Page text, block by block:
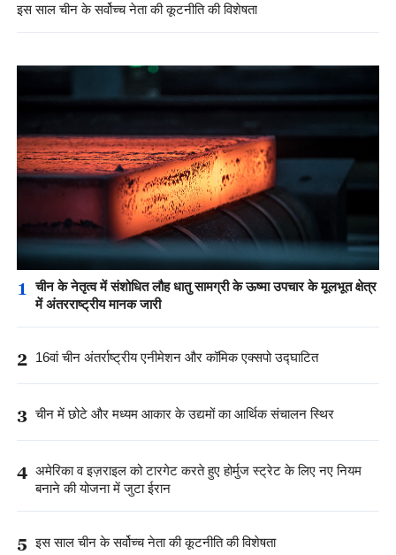
इस साल चीन के सर्वोच्च नेता की कूटनीति की विशेषता
1
चीन के नेतृत्व में संशोधित लौह धातु सामग्री के ऊष्मा उपचार के मूलभूत क्षेत्र
में अंतरराष्ट्रीय मानक जारी
2 16वां चीन अंतर्राष्ट्रीय एनीमेशन और कॉमिक एक्सपो उद्घाटित
3 चीन में छोटे और मध्यम आकार के उद्यमों का आर्थिक संचालन स्थिर
4 अमेरिका व इज़राइल को टारगेट करते हुए होर्मुज स्ट्रेट के लिए नए नियम
बनाने की योजना में जुटा ईरान
5 इस साल चीन के सर्वोच्च नेता की कूटनीति की विशेषता